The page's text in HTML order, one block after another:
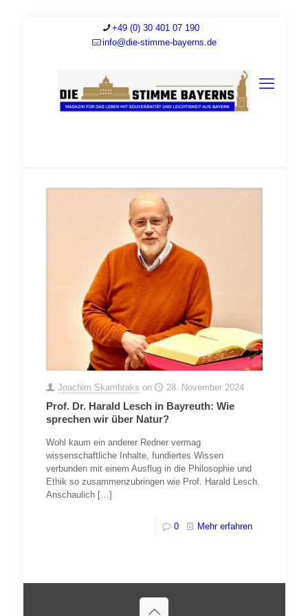
+49 (0) 30 401 07 190
info@die-stimme-bayerns.de
Joachim Skambraks on 28. November 2024
Prof. Dr. Harald Lesch in Bayreuth: Wie
sprechen wir über Natur?
Wohl kaum ein anderer Redner vermag
wissenschaftliche Inhalte, fundiertes Wissen
verbunden mit einem Ausflug in die Philosophie und
Ethik so zusammenzubringen wie Prof. Harald Lesch.
Anschaulich[…]
0 Mehr erfahren